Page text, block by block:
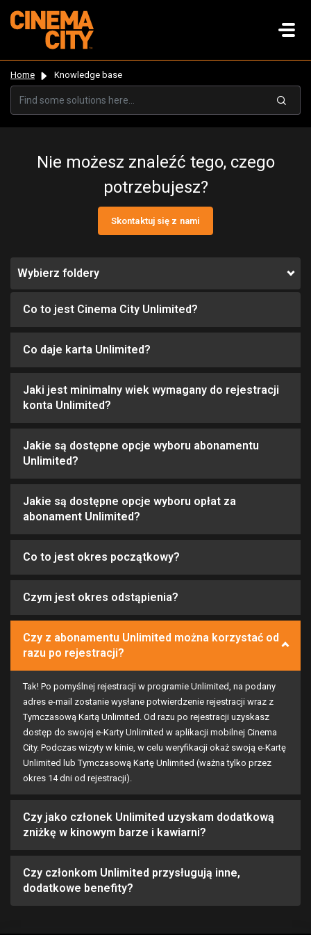
Home Knowledge base
Nie możesz znaleźć tego, czego
potrzebujesz?
Skontaktuj się z nami
Wybierz foldery
Co to jest Cinema City Unlimited?
Co daje karta Unlimited?
Jaki jest minimalny wiek wymagany do rejestracji
konta Unlimited?
Jakie są dostępne opcje wyboru abonamentu
Unlimited?
Jakie są dostępne opcje wyboru opłat za
abonament Unlimited?
Co to jest okres początkowy?
Czym jest okres odstąpienia?
Czy z abonamentu Unlimited można korzystać od
razu po rejestracji?
Tak! Po pomyślnej rejestracji w programie Unlimited, na podany
adres e-mail zostanie wysłane potwierdzenie rejestracji wraz z
Tymczasową Kartą Unlimited . Od razu po rejestracji uzyskasz
dostęp do swojej e-Karty Unlimited w aplikacji mobilnej Cinema
City. Podczas wizyty w kinie, w celu weryfikacji okaż swoją e-Kartę
Unlimited lub Tymczasową Kartę Unlimited (ważna tylko przez
okres 14 dni od rejestracji).
Czy jako członek Unlimited uzyskam dodatkową
zniżkę w kinowym barze i kawiarni?
Czy członkom Unlimited przysługują inne,
dodatkowe benefity?